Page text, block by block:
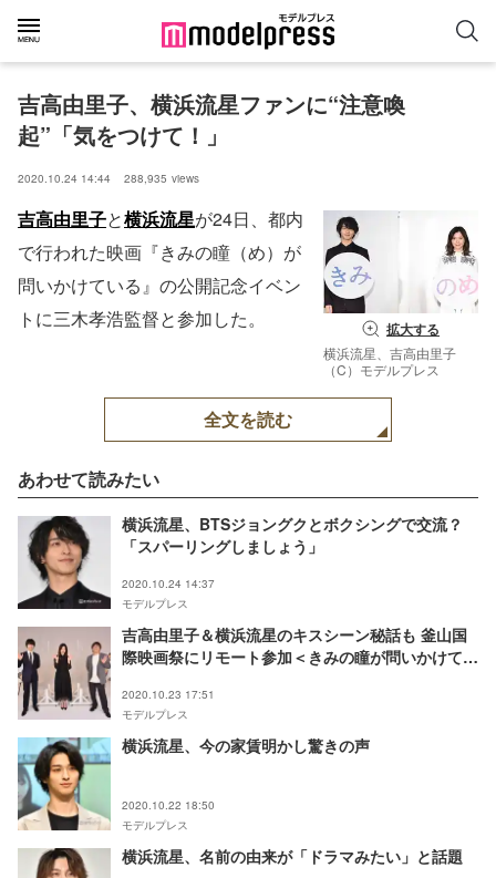
吉高由里子、横浜流星ファンに“注意喚
起”「気をつけて！」
2020.10.24 14:44 288,935 views
拡大する
横浜流星、吉高由里子
（C）モデルプレス
吉高由里子と横浜流星が24日、都内
で行われた映画『きみの瞳（め）が
問いかけている』の公開記念イベン
トに三木孝浩監督と参加した。
全文を読む
あわせて読みたい
横浜流星、BTSジョングクとボクシングで交流？
「スパーリングしましょう」
2020.10.24 14:37
モデルプレス
吉高由里子＆横浜流星のキスシーン秘話も 釜山国
際映画祭にリモート参加＜きみの瞳が問いかけてい
2020.10.23 17:51
モデルプレス
横浜流星、今の家賃明かし驚きの声
2020.10.22 18:50
モデルプレス
横浜流星、名前の由来が「ドラマみたい」と話題